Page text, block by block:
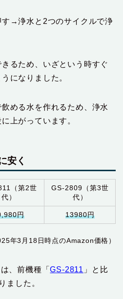
→浄水と2つのサイクルで浄
るため、いざという時すぐ
になりました。
める水を作れるため、浄水
上がっています。
安く
（第2世
代）
GS-2809（第3世
代）
円 13980円
年3月18日時点のAmazon価格）
は、前機種「GS-2811 」と比
ました。